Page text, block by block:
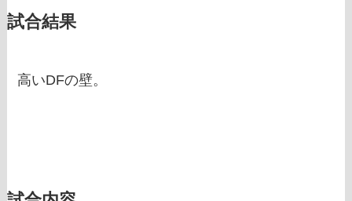
試合結果
高いDFの壁。